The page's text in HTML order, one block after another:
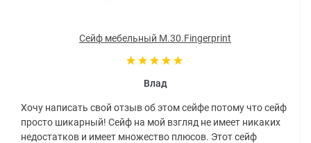
Сейф мебельный M.30.Fingerprint
Влад
Хочу написать свой отзыв об этом сейфе потому что сейф
просто шикарный! Сейф на мой взгляд не имеет никаких
недостатков и имеет множество плюсов. Этот сейф